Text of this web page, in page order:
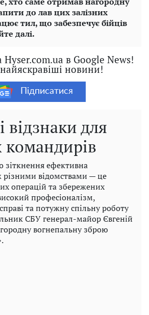
до лав цих залізних
тил, що забезпечує бійців
далі.
в Google News!
новини!
Підписатися
відзнаки для
командирів
зіткнення ефективна
різними відомствами — це
операцій та збережених
професіоналізм,
та потужну спільну роботу
СБУ генерал-майор Євгеній
вогнепальну зброю